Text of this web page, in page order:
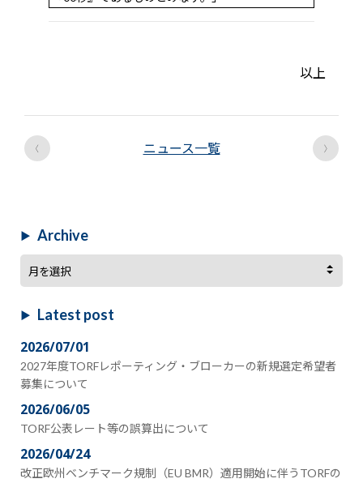
以上
‹ ニュース一覧 ›
Archive
Archive
Latest post
2026/07/01
2027年度TORFレポーティング・ブローカーの新規選定希望者
募集について
2026/06/05
TORF公表レート等の誤算出について
2026/04/24
改正欧州ベンチマーク規制（EU BMR）適用開始に伴うTORFの